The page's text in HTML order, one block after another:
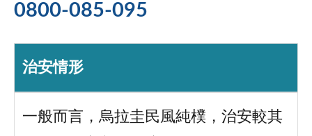
0800-085-095
治安情形
一般而言，烏拉圭民風純樸，治安較其